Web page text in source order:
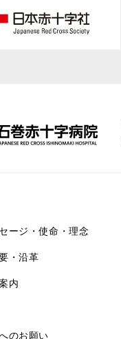
ージ・使命・理念
・沿革
内
のお願い